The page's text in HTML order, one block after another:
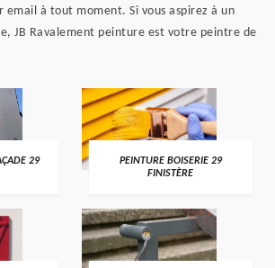
email à tout moment. Si vous aspirez à un
JB Ravalement peinture est votre peintre de
29
PEINTURE BOISERIE 29
FINISTÈRE